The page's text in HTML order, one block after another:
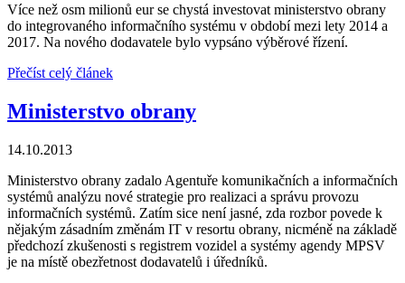
Více než osm milionů eur se chystá investovat ministerstvo obrany
do integrovaného informačního systému v období mezi lety 2014 a
2017. Na nového dodavatele bylo vypsáno výběrové řízení.
Přečíst celý článek
Ministerstvo obrany
14.10.2013
Ministerstvo obrany zadalo Agentuře komunikačních a informačních
systémů analýzu nové strategie pro realizaci a správu provozu
informačních systémů. Zatím sice není jasné, zda rozbor povede k
nějakým zásadním změnám IT v resortu obrany, nicméně na základě
předchozí zkušenosti s registrem vozidel a systémy agendy MPSV
je na místě obezřetnost dodavatelů i úředníků.